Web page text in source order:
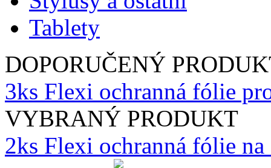
Tablety
DOPORUČENÝ
3ks Flexi ochranná fólie
VYBRANÝ PRODUKT
2ks Flexi ochranná fólie